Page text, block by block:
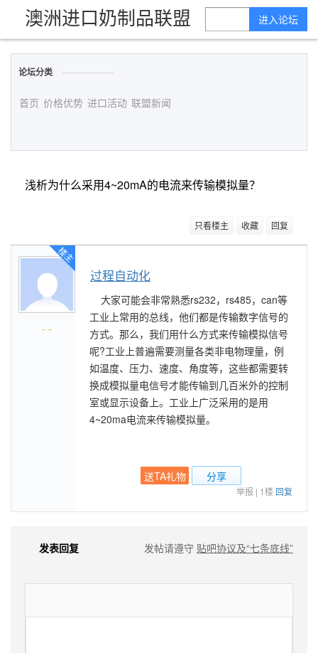
澳洲进口奶制品联盟 进入论坛
论坛分类
首页 价格优势 进口活动 联盟新闻
浅析为什么采用4~20mA的电流来传输模拟量？
只看楼主 收藏 回复
- -
楼主
过程自动化
大家可能会非常熟悉rs232，rs485，can等
工业上常用的总线，他们都是传输数字信号的
方式。那么，我们用什么方式来传输模拟信号
呢?工业上普遍需要测量各类非电物理量，例
如温度、压力、速度、角度等，这些都需要转
换成模拟量电信号才能传输到几百米外的控制
室或显示设备上。工业上广泛采用的是用
4~20ma电流来传输模拟量。
送TA礼物 分享
举报 | 1楼 回复
发表回复 发帖请遵守 贴吧协议及“七条底线”